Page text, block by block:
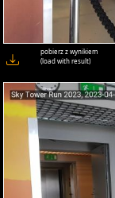
pobierz z wynikiem
(load with result)